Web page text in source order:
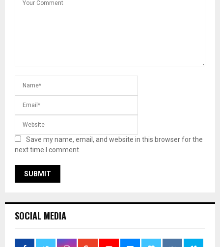
Save my name, email, and website in this browser for the
next time I comment.
SOCIAL MEDIA